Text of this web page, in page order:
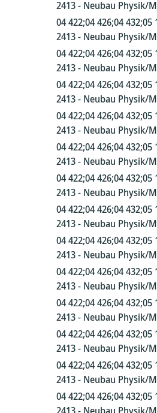
2413 - Neubau Physik/
04 422;04 426;04 432;05
2413 - Neubau Physik/
04 422;04 426;04 432;05
2413 - Neubau Physik/
04 422;04 426;04 432;05
2413 - Neubau Physik/
04 422;04 426;04 432;05
2413 - Neubau Physik/
04 422;04 426;04 432;05
2413 - Neubau Physik/
04 422;04 426;04 432;05
2413 - Neubau Physik/
04 422;04 426;04 432;05
2413 - Neubau Physik/
04 422;04 426;04 432;05
2413 - Neubau Physik/
04 422;04 426;04 432;05
2413 - Neubau Physik/
04 422;04 426;04 432;05
2413 - Neubau Physik/
04 422;04 426;04 432;05
2413 - Neubau Physik/
04 422;04 426;04 432;05
2413 - Neubau Physik/
04 422;04 426;04 432;05